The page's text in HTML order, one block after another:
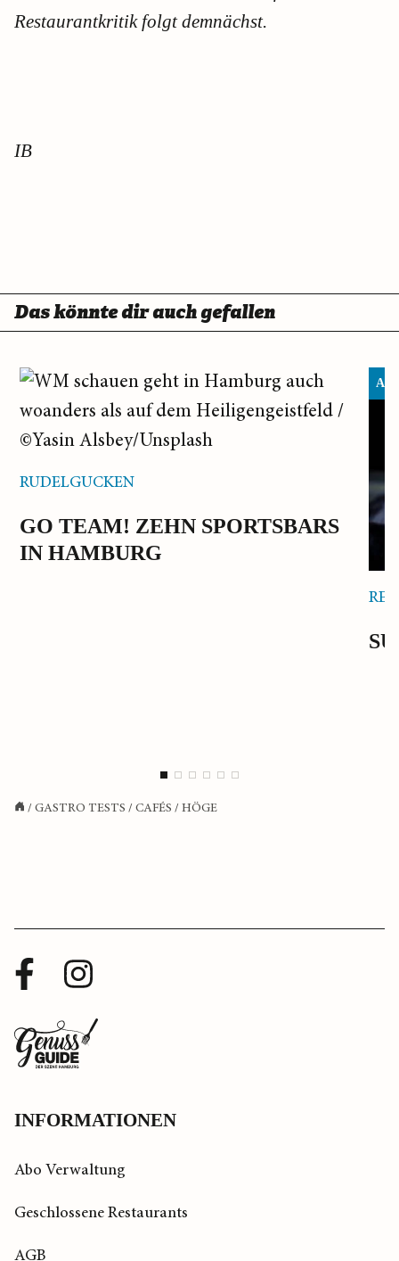
Restaurantkritik folgt demnächst.
IB
Das könnte dir auch gefallen
RUDELGUCKEN
GO TEAM! ZEHN SPORTSBARS
IN HAMBURG
/ GASTRO TESTS / CAFÉS / HÖGE
Facebook
Profil
Instagram
Zurück
zur
INFORMATIONEN
Abo Verwaltung
Geschlossene Restaurants
AGB